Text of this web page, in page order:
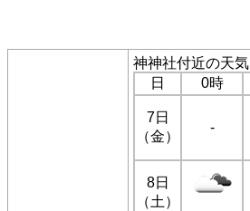
神神社付近の天気
日
0時
7日
（金）
-
8日
（土）